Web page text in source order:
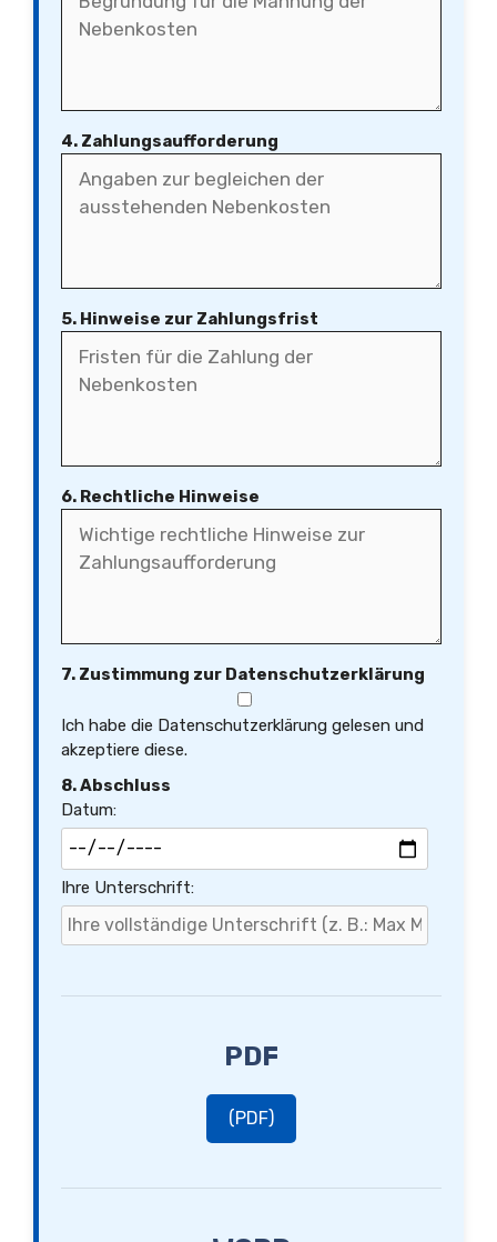
4. Zahlungsaufforderung
5. Hinweise zur Zahlungsfrist
6. Rechtliche Hinweise
7. Zustimmung zur Datenschutzerklärung
Ich habe die Datenschutzerklärung gelesen und
akzeptiere diese.
8. Abschluss
Datum:
Ihre Unterschrift:
PDF
(PDF)